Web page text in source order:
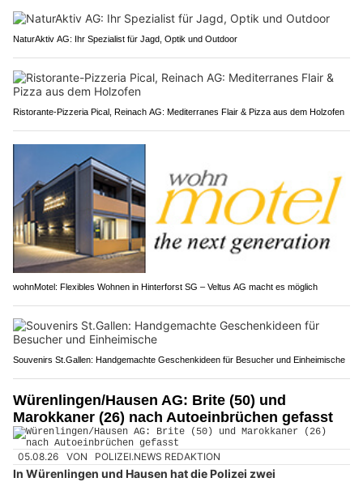
NaturAktiv AG: Ihr Spezialist für Jagd, Optik und Outdoor
Ristorante-Pizzeria Pical, Reinach AG: Mediterranes Flair & Pizza aus dem Holzofen
wohnMotel: Flexibles Wohnen in Hinterforst SG – Veltus AG macht es möglich
Souvenirs St.Gallen: Handgemachte Geschenkideen für Besucher und Einheimische
Würenlingen/Hausen AG: Brite (50) und
Marokkaner (26) nach Autoeinbrüchen gefasst
05.08.26 VON POLIZEI.NEWS REDAKTION
In Würenlingen und Hausen hat die Polizei zwei